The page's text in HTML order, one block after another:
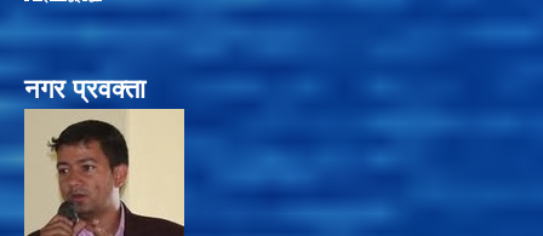
नगर प्रवक्ता